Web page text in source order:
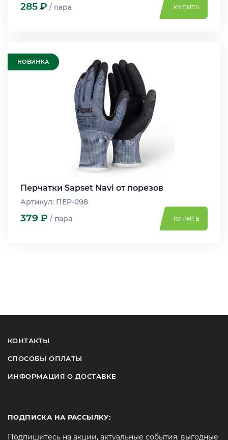
285 Р / пара КУПИТЬ
НОВИНКА
Перчатки Sapset Navi от порезов
Артикул: ПЕР-098
379 Р / пара КУПИТЬ
КОНТАКТЫ
СПОСОБЫ ОПЛАТЫ
ИНФОРМАЦИЯ О ДОСТАВКЕ
ПОДПИСКА НА РАССЫЛКУ:
Подпишитесь на акции, актуальные события, выгодные